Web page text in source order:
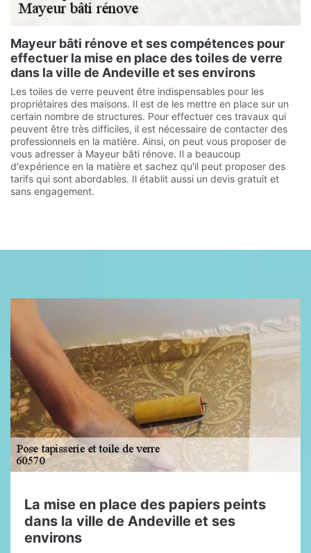
Mayeur bâti rénove et ses compétences pour
effectuer la mise en place des toiles de verre
dans la ville de Andeville et ses environs
Les toiles de verre peuvent être indispensables pour les
propriétaires des maisons. Il est de les mettre en place sur un
certain nombre de structures. Pour effectuer ces travaux qui
peuvent être très difficiles, il est nécessaire de contacter des
professionnels en la matière. Ainsi, on peut vous proposer de
vous adresser à Mayeur bâti rénove. Il a beaucoup
d'expérience en la matière et sachez qu'il peut proposer des
tarifs qui sont abordables. Il établit aussi un devis gratuit et
sans engagement.
La mise en place des papiers peints
dans la ville de Andeville et ses
environs